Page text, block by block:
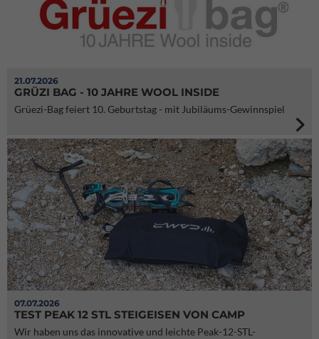
21.07.2026
GRÜZI BAG - 10 JAHRE WOOL INSIDE
Grüezi-Bag feiert 10. Geburtstag - mit Jubiläums-Gewinnspiel
07.07.2026
TEST PEAK 12 STL STEIGEISEN VON CAMP
Wir haben uns das innovative und leichte Peak-12-STL-